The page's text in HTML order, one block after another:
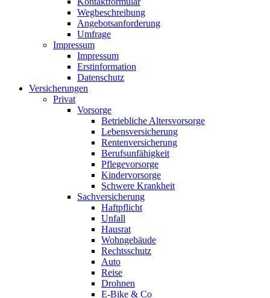
Wegbeschreibung
Angebotsanforderung
Umfrage
Impressum
Impressum
Erstinformation
Datenschutz
Versicherungen
Privat
Vorsorge
Betriebliche Altersvorsorge
Lebensversicherung
Rentenversicherung
Berufsunfähigkeit
Pflegevorsorge
Kindervorsorge
Schwere Krankheit
Sachversicherung
Haftpflicht
Unfall
Hausrat
Wohngebäude
Rechtsschutz
Auto
Reise
Drohnen
E-Bike & Co